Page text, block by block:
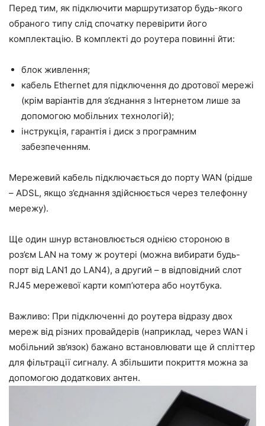
Перед тим, як підключити маршрутизатор будь-якого
обраного типу слід спочатку перевірити його
комплектацію. В комплекті до роутера повинні йти:
блок живлення;
кабель Ethernet для підключення до дротової мережі
(крім варіантів для з’єднання з Інтернетом лише за
допомогою мобільних технологій);
інструкція, гарантія і диск з програмним
забезпеченням.
Мережевий кабель підключається до порту WAN (рідше
– ADSL, якщо з’єднання здійснюється через телефонну
мережу).
Ще один шнур встановлюється однією стороною в
роз’єм LAN на тому ж роутері (можна вибирати будь-
порт від LAN1 до LAN4), а другий – в відповідний слот
RJ45 мережевої карти комп’ютера або ноутбука.
Важливо: При підключенні до роутера відразу двох
мереж від різних провайдерів (наприклад, через WAN і
мобільний зв’язок) бажано встановлювати ще й спліттер
для фільтрації сигналу. А збільшити покриття можна за
допомогою додаткових антен.